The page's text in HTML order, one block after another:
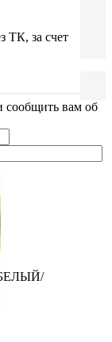
ТК, за счет
сообщить вам об